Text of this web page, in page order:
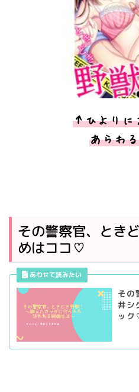
↑ひよりに
あらわ
その警察官、とき
めはココ♡
その
井シ
ック